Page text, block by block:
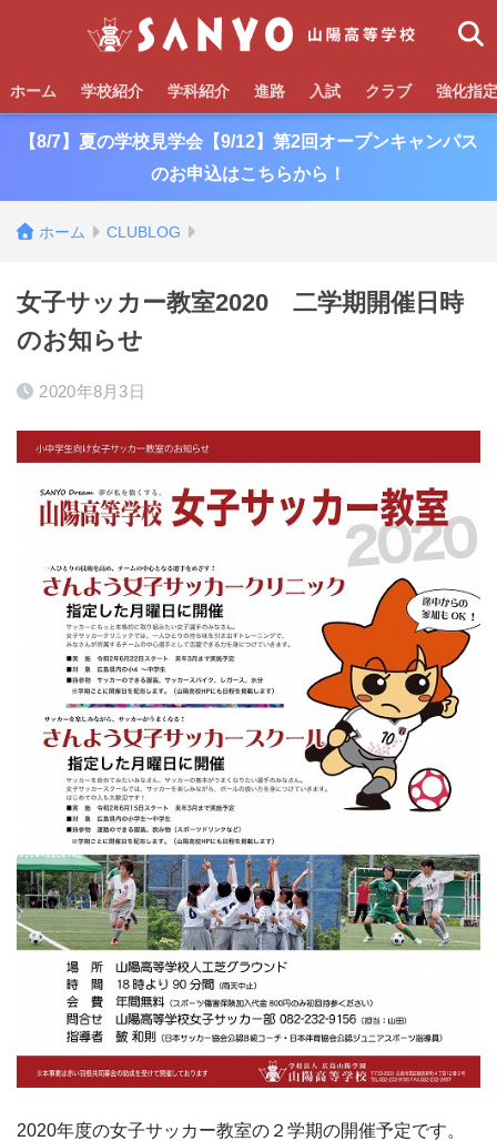
ホーム 学校紹介 学科紹介 進路 入試 クラブ 強化指
【8/7】夏の学校見学会【9/12】第2回オープンキャンパス
のお申込はこちらから！
ホーム CLUBLOG
女子サッカー教室2020 二学期開催日時
のお知らせ
2020年8月3日
2020年度の女子サッカー教室の２学期の開催予定です。